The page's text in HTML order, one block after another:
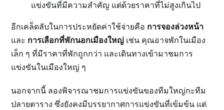
แข่งขันที่มีความสำคัญ แต่ด้วยราคาที่ไม่สูงเกินไป
อีกเคล็ดลับในการประหยัดค่าใช้จ่ายคือ การจองล่วงหน้า
และ การเลือกที่พักนอกเมืองใหญ่ เช่น คุณอาจพักในเมือง
เล็ก ๆ ที่มีราคาที่พักถูกกว่า และเดินทางเข้ามาชมการ
แข่งขันในเมืองใหญ่ ๆ
นอกจากนี้ ลองพิจารณาชมการแข่งขันของทีมใหญ่กะทีม
ปลายตาราง ซึ่งยังคงมีบรรยากาศการแข่งขันที่เข้มข้น แต่